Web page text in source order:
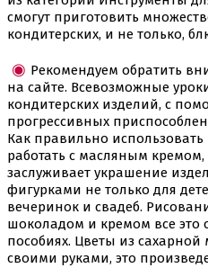
Новинки в
Ножи
Оптом
ПП
Пищевая
1
14
Амонг ас,
смогут приготовить
кондитерских, и не только,
Рекомендуем обратить
на сайте. Всевозможные
кондитерских изделий, с
прогрессивных
Как правильно
работать с масляным
заслуживает украшение
фигурками не только для
вечеринок и свадеб.
шоколадом и кремом все это
пособиях. Цветы из
своими руками, это